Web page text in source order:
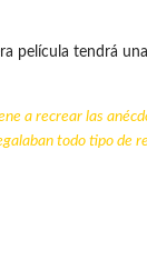
tendrá
a recrear las
todo tipo de